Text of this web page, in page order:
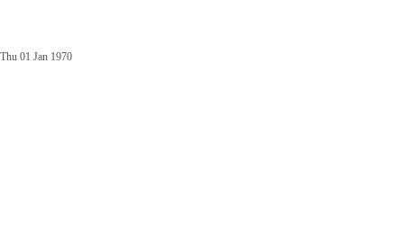
Thu 01 Jan 1970